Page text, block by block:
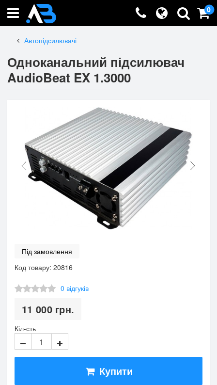
0
Автопідсилювачі
Одноканальний підсилювач
AudioBeat EX 1.3000
Під замовлення
Код товару: 20816
0 відгуків
11 000 грн.
Кіл-сть
Купити